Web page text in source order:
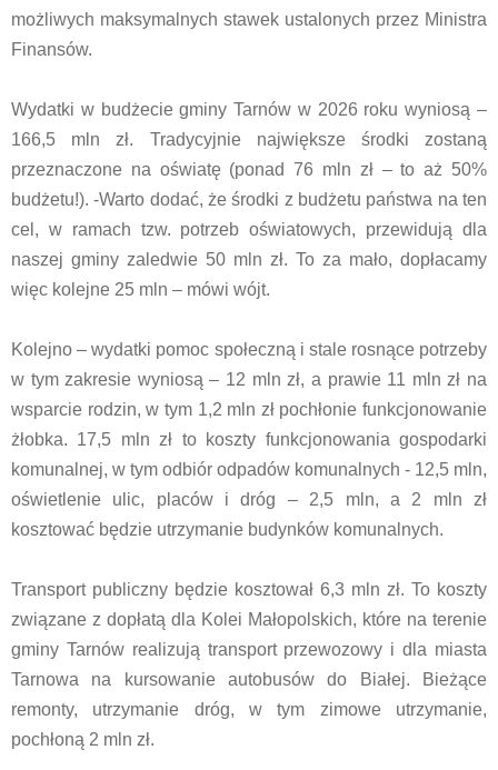
możliwych maksymalnych stawek ustalonych przez Ministra
Finansów.
Wydatki w budżecie gminy Tarnów w 2026 roku wyniosą –
166,5 mln zł. Tradycyjnie największe środki zostaną
przeznaczone na oświatę (ponad 76 mln zł – to aż 50%
budżetu!). -Warto dodać, że środki z budżetu państwa na ten
cel, w ramach tzw. potrzeb oświatowych, przewidują dla
naszej gminy zaledwie 50 mln zł. To za mało, dopłacamy
więc kolejne 25 mln – mówi wójt.
Kolejno – wydatki pomoc społeczną i stale rosnące potrzeby
w tym zakresie wyniosą – 12 mln zł, a prawie 11 mln zł na
wsparcie rodzin, w tym 1,2 mln zł pochłonie funkcjonowanie
żłobka. 17,5 mln zł to koszty funkcjonowania gospodarki
komunalnej, w tym odbiór odpadów komunalnych - 12,5 mln,
oświetlenie ulic, placów i dróg – 2,5 mln, a 2 mln zł
kosztować będzie utrzymanie budynków komunalnych.
Transport publiczny będzie kosztował 6,3 mln zł. To koszty
związane z dopłatą dla Kolei Małopolskich, które na terenie
gminy Tarnów realizują transport przewozowy i dla miasta
Tarnowa na kursowanie autobusów do Białej. Bieżące
remonty, utrzymanie dróg, w tym zimowe utrzymanie,
pochłoną 2 mln zł.